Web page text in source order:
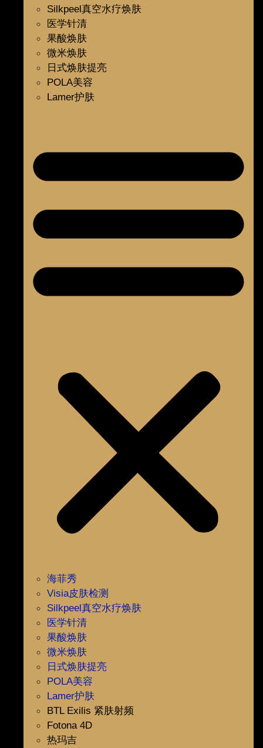
Silkpeel真空水疗焕肤
医学针清
果酸焕肤
微米焕肤
日式焕肤提亮
POLA美容
Lamer护肤
海菲秀
Visia皮肤检测
Silkpeel真空水疗焕肤
医学针清
果酸焕肤
微米焕肤
日式焕肤提亮
POLA美容
Lamer护肤
BTL Exilis 紧肤射频
Fotona 4D
热玛吉